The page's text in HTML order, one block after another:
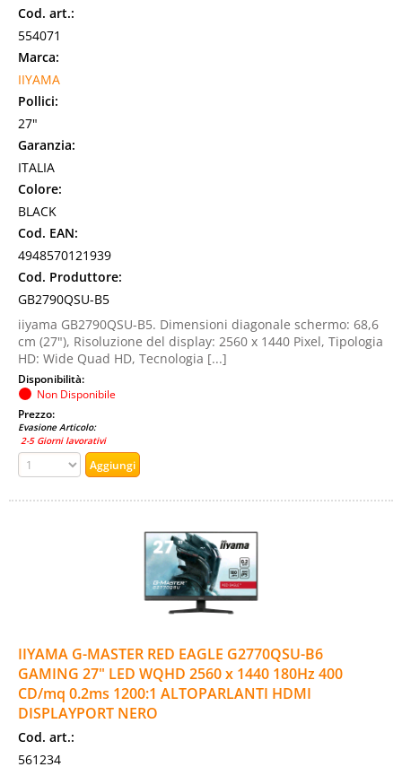
Cod. art.:
554071
Marca:
IIYAMA
Pollici:
27"
Garanzia:
ITALIA
Colore:
BLACK
Cod. EAN:
4948570121939
Cod. Produttore:
GB2790QSU-B5
iiyama GB2790QSU-B5. Dimensioni diagonale schermo: 68,6
cm (27"), Risoluzione del display: 2560 x 1440 Pixel, Tipologia
HD: Wide Quad HD, Tecnologia [...]
Disponibilità:
Non Disponibile
Prezzo:
Evasione Articolo:
2-5 Giorni lavorativi
IIYAMA G-MASTER RED EAGLE G2770QSU-B6
GAMING 27" LED WQHD 2560 x 1440 180Hz 400
CD/mq 0.2ms 1200:1 ALTOPARLANTI HDMI
DISPLAYPORT NERO
Cod. art.:
561234